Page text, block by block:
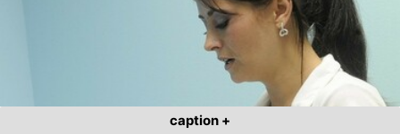
caption +